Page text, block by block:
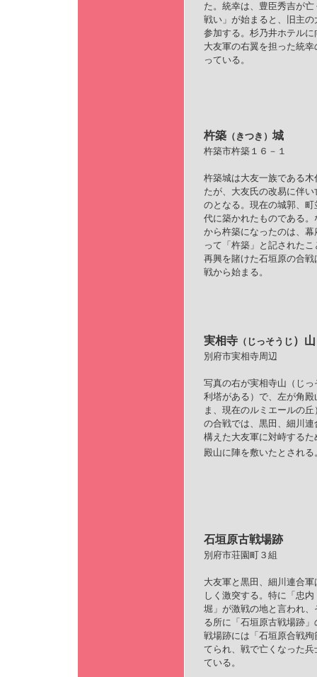
た。統幸は、豊臣秀吉が
戦い」が始まると、旧主
参加する。杉乃井ホテル
大友軍の右翼を担った統
っている。
杵築 （きつき） 城
杵築市杵築１６－１
杵築城は大友一族である
たが、大友氏の改易に伴
のとなる。現在の城郭、
代に築かれたものである
から杵築になったのは、
って「杵築」と記された
再興を賭けた石垣原の合
戦から始まる。
実相寺 （じっそうじ ）山
別府市実相寺周辺
写真の右が実相寺山（じ
利塔がある）で、左が角
ま、現在のルミエールの
の合戦では、黒田、細川
構えた大友軍に対峙する
殿山に陣を敷いたとされる
石垣原古戦場跡
別府市荘園町３組
大友軍と黒田、細川連合
しく激突する。特に「忠
堀」が激戦の地と言われ
る所に「石垣原古戦場跡
戦場跡には「石垣原合戦
てられ、戦で亡くなった
ている。